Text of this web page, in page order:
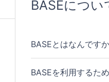
BASEについ
BASEとはなんですか
BASEを利用するた